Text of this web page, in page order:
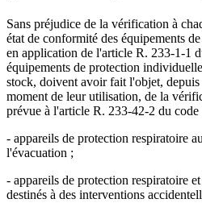
Sans préjudice de la vérification à
état de conformité des équipements
en application de l'article R. 233-1-1
équipements de protection
stock, doivent avoir fait l'objet, depuis
moment de leur utilisation, de la
prévue à l'article R. 233-42-2 du
- appareils de protection respiratoire
l'évacuation ;
- appareils de protection respiratoire
destinés à des interventions